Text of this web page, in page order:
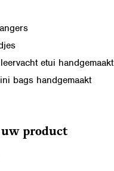
etui handgemaakt
bags handgemaakt
product